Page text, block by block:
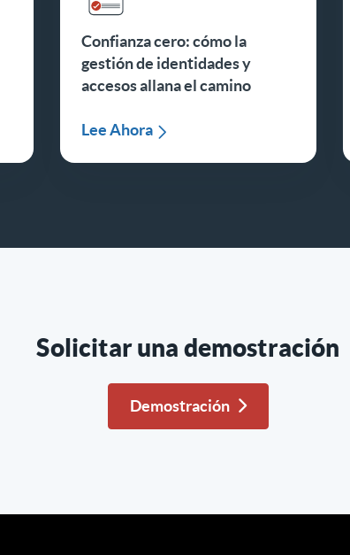
Confianza cero: cómo la
gestión de identidades y
accesos allana el camino
Lee Ahora
Solicitar una demostración
Demostración